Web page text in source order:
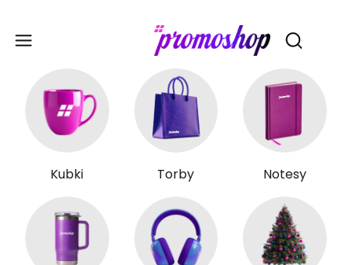
Otwórz
Kubki Torby Notesy